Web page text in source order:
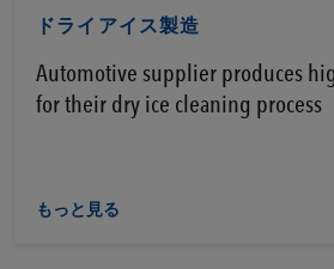
ドライアイス製造
Automotive supplier produces
for their dry ice cleaning process
もっと見る